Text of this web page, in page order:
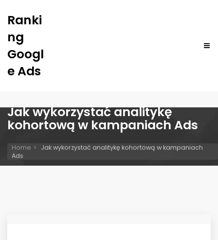
Ranki
ng
Googl
e Ads
Jak wykorzystać analitykę
kohortową w kampaniach Ads
Home
Jak wykorzystać analitykę kohortową w kampaniach
Ads